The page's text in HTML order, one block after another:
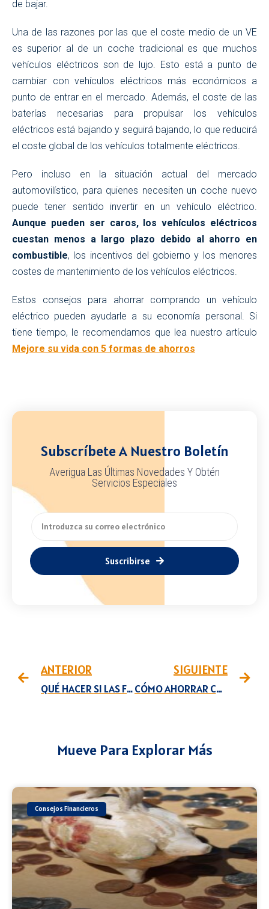
de bajar.
Una de las razones por las que el coste medio de un VE
es superior al de un coche tradicional es que muchos
vehículos eléctricos son de lujo. Esto está a punto de
cambiar con vehículos eléctricos más económicos a
punto de entrar en el mercado. Además, el coste de las
baterías necesarias para propulsar los vehículos
eléctricos está bajando y seguirá bajando, lo que reducirá
el coste global de los vehículos totalmente eléctricos.
Pero incluso en la situación actual del mercado
automovilístico, para quienes necesiten un coche nuevo
puede tener sentido invertir en un vehículo eléctrico.
Aunque pueden ser caros, los vehículos eléctricos
cuestan menos a largo plazo debido al ahorro en
combustible, los incentivos del gobierno y los menores
costes de mantenimiento de los vehículos eléctricos.
Estos consejos para ahorrar comprando un vehículo
eléctrico pueden ayudarle a su economía personal. Si
tiene tiempo, le recomendamos que lea nuestro artículo
Mejore su vida con 5 formas de ahorros
Subscríbete A Nuestro Boletín
Averigua Las Últimas Novedades Y Obtén
Servicios Especiales
Suscribirse
ANTERIOR
QUÉ HACER SI LAS FUERZAS SE ACABAN
SIGUIENTE
CÓMO AHORRAR COMBUSTIBLE
Mueve Para Explorar Más
Consejos Financieros